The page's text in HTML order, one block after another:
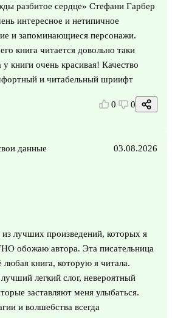
разбитое сердце» Стефани Гарбер
интересное и нетипичное
и запоминающиеся персонажи.
книга читается довольно таки
книги очень красивая! Качество
и читабельный шриифт
0 0
данные 03.08.2026
лучших произведений, которых я
обожаю автора. Эта писательница
книга, которую я читала.
легкий слог, невероятный
заставляют меня улыбаться.
и волшебства всегда